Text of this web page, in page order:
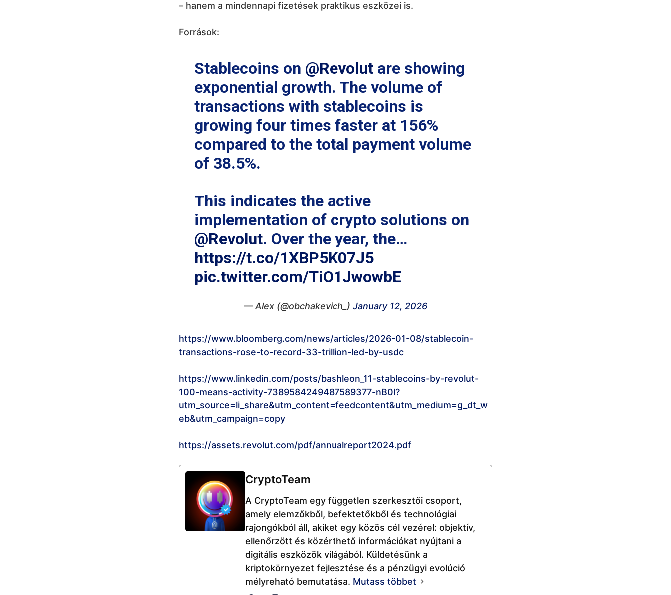
– hanem a mindennapi fizetések praktikus eszközei is.
Források:
Stablecoins on @Revolut are showing
exponential growth. The volume of
transactions with stablecoins is
growing four times faster at 156%
compared to the total payment volume
of 38.5%.
This indicates the active
implementation of crypto solutions on
@Revolut. Over the year, the…
https://t.co/1XBP5K07J5
pic.twitter.com/TiO1JwowbE
— Alex (@obchakevich_) January 12, 2026
https://www.bloomberg.com/news/articles/2026-01-08/stablecoin-
transactions-rose-to-record-33-trillion-led-by-usdc
https://www.linkedin.com/posts/bashleon_11-stablecoins-by-revolut-
100-means-activity-7389584249487589377-nB0l?
utm_source=li_share&utm_content=feedcontent&utm_medium=g_dt_w
eb&utm_campaign=copy
https://assets.revolut.com/pdf/annualreport2024.pdf
CryptoTeam
A CryptoTeam egy független szerkesztői csoport,
amely elemzőkből, befektetőkből és technológiai
rajongókból áll, akiket egy közös cél vezérel: objektív,
ellenőrzött és közérthető információkat nyújtani a
digitális eszközök világából. Küldetésünk a
kriptokörnyezet fejlesztése és a pénzügyi evolúció
mélyreható bemutatása. Mutass többet